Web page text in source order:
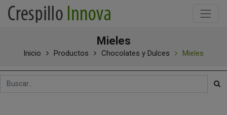
Mieles
Inicio Productos Chocolates y Dulces Mieles